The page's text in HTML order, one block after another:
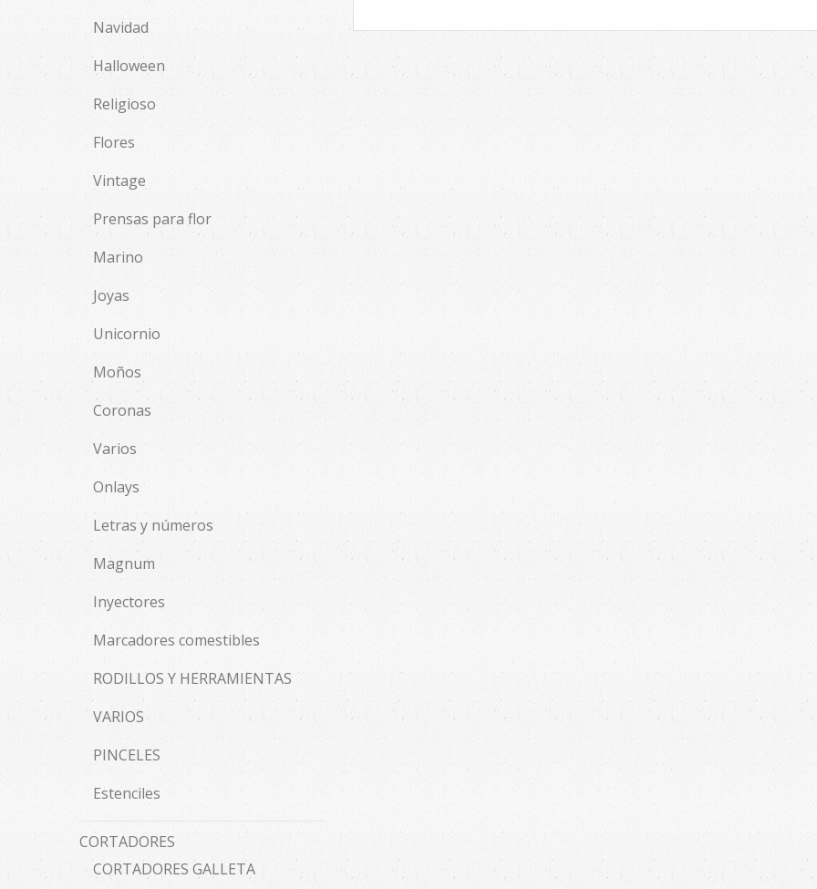
Navidad
Halloween
Religioso
Flores
Vintage
Prensas para flor
Marino
Joyas
Unicornio
Moños
Coronas
Varios
Onlays
Letras y números
Magnum
Inyectores
Marcadores comestibles
RODILLOS Y HERRAMIENTAS
VARIOS
PINCELES
Estenciles
CORTADORES
CORTADORES GALLETA